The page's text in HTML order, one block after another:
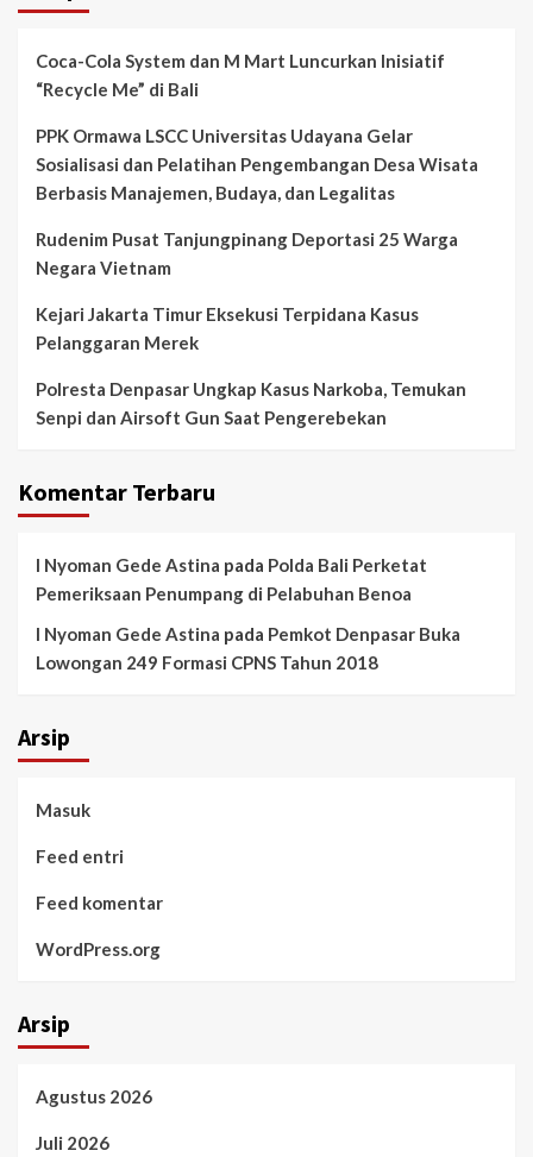
Coca-Cola System dan M Mart Luncurkan Inisiatif
“Recycle Me” di Bali
PPK Ormawa LSCC Universitas Udayana Gelar
Sosialisasi dan Pelatihan Pengembangan Desa Wisata
Berbasis Manajemen, Budaya, dan Legalitas
Rudenim Pusat Tanjungpinang Deportasi 25 Warga
Negara Vietnam
Kejari Jakarta Timur Eksekusi Terpidana Kasus
Pelanggaran Merek
Polresta Denpasar Ungkap Kasus Narkoba, Temukan
Senpi dan Airsoft Gun Saat Pengerebekan
Komentar Terbaru
I Nyoman Gede Astina pada Polda Bali Perketat
Pemeriksaan Penumpang di Pelabuhan Benoa
I Nyoman Gede Astina pada Pemkot Denpasar Buka
Lowongan 249 Formasi CPNS Tahun 2018
Arsip
Masuk
Feed entri
Feed komentar
WordPress.org
Arsip
Agustus 2026
Juli 2026